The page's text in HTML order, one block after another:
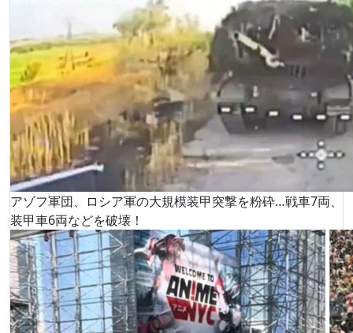
アゾフ軍団、ロシア軍の大規模装甲突撃を粉砕…戦車7両、
装甲車6両などを破壊！